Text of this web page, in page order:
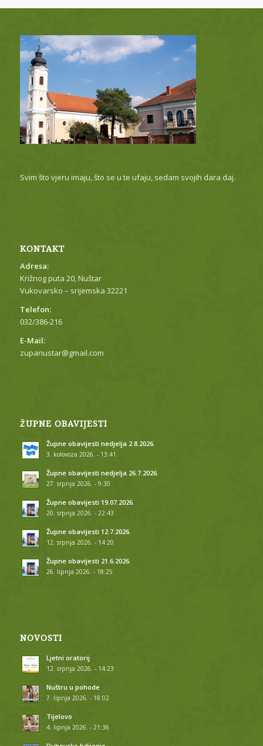
Svim što vjeru imaju, što se u te ufaju, sedam svojih dara daj.
KONTAKT
Adresa:
Križnog puta 20, Nuštar
Vukovarsko – srijemska 32221
Telefon:
032/386-216
E-Mail:
zupanustar@gmail.com
ŽUPNE OBAVIJESTI
Župne obavijesti nedjelja 2.8.2026.
3. kolovoza 2026. - 13:41
Župne obavijesti nedjelja 26.7.2026.
27. srpnja 2026. - 9:30
Župne obavijesti 19.07.2026.
20. srpnja 2026. - 22:43
Župne obavijesti 12.7.2026.
12. srpnja 2026. - 14:20
Župne obavijesti 21.6.2026.
26. lipnja 2026. - 18:25
NOVOSTI
Ljetni oratorij
12. srpnja 2026. - 14:23
Nuštru u pohode
7. lipnja 2026. - 18:02
Tijelovo
4. lipnja 2026. - 21:36